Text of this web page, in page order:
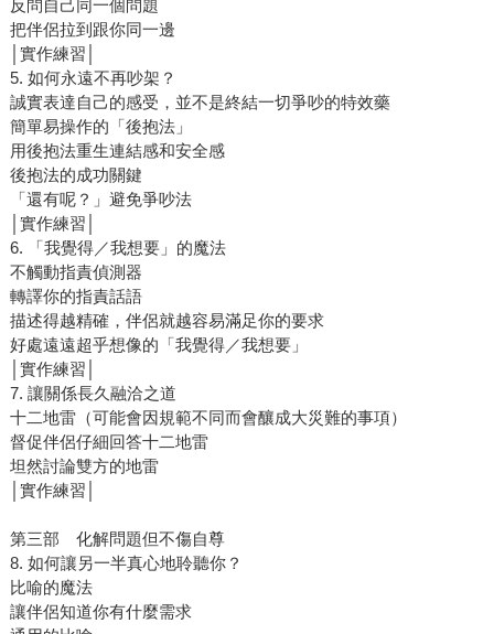
反問自己同一個問題
把伴侶拉到跟你同一邊
│實作練習│
5. 如何永遠不再吵架？
誠實表達自己的感受，並不是終結一切爭吵的特效藥
簡單易操作的「後抱法」
用後抱法重生連結感和安全感
後抱法的成功關鍵
「還有呢？」避免爭吵法
│實作練習│
6. 「我覺得／我想要」的魔法
不觸動指責偵測器
轉譯你的指責話語
描述得越精確，伴侶就越容易滿足你的要求
好處遠遠超乎想像的「我覺得／我想要」
│實作練習│
7. 讓關係長久融洽之道
十二地雷（可能會因規範不同而會釀成大災難的事項）
督促伴侶仔細回答十二地雷
坦然討論雙方的地雷
│實作練習│
第三部 化解問題但不傷自尊
8. 如何讓另一半真心地聆聽你？
比喻的魔法
讓伴侶知道你有什麼需求